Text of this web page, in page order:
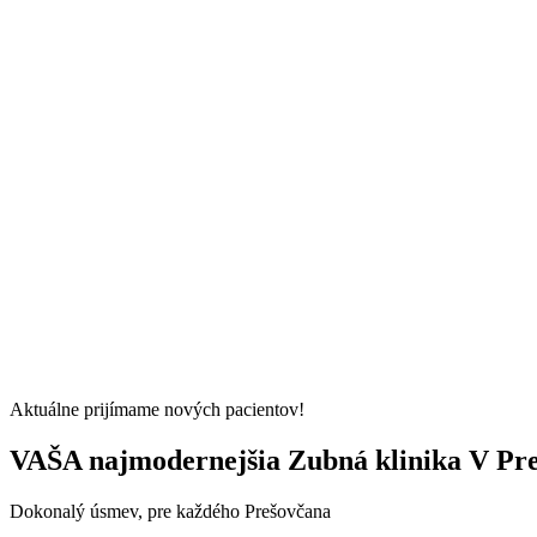
Aktuálne prijímame nových pacientov!
VAŠA najmodernejšia Zubná klinika V
Dokonalý úsmev, pre každého Prešovčana